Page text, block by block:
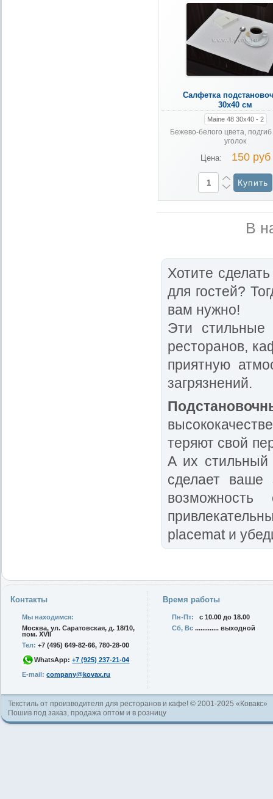
Салфетка
30х40 см
Maine 48 30х40 - 2
Бежево-белого цвета,
уголок
Цена: 150 руб
В
Хотите
для гостей?
вам нужно!
Эти стильные
ресторанов,
приятную
загрязнений.
теряют свой
А их стильный
сделает ваше
placemat и
Контакты
Мы находимся:
Москва, ул. Саратовская, д. 18/10,
пом. XVII
Тел:+7 (495) 649-82-66, 780-28-00
WhatsApp:+7 (925) 237-21-04
E-mail: company@kovax.ru
Время работы
Пн-Пт:
с 10.00 до 18.00
Сб, Вс............. выходной
Текстиль от производителя для ресторанов и кафе! © 2001-2025 «Ковакс»
Пошив под заказ, продажа оптом и в розницу